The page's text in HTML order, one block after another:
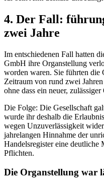
4. Der Fall:
zwei Jahre
Im entschiedenen Fall hatten
GmbH ihre Organstellung
worden waren. Sie führten die
Zeitraum von rund zwei
ohne dass ein neuer,
Die Folge: Die Gesellschaft
wurde ihr deshalb die
wegen Unzuverlässigkeit
jahrelangen Hinnahme der
Handelsregister eine deutliche
Pflichten.
Die Organstellung war